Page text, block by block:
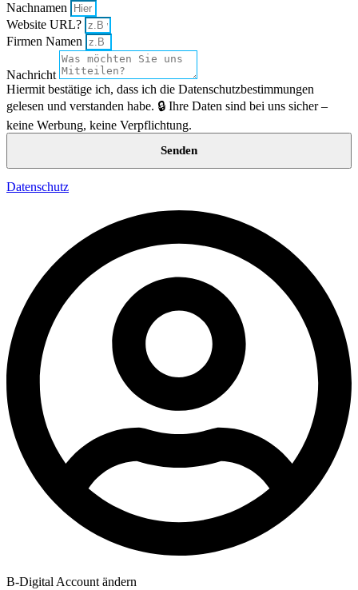
Nachnamen
Website URL?
Firmen Namen
Nachricht
Hiermit bestätige ich, dass ich die Datenschutzbestimmungen
gelesen und verstanden habe. 🔒 Ihre Daten sind bei uns sicher –
keine Werbung, keine Verpflichtung.
Senden
Datenschutz
B-Digital Account ändern